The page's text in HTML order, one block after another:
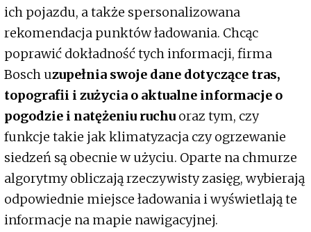
ich pojazdu, a także spersonalizowana
rekomendacja punktów ładowania. Chcąc
poprawić dokładność tych informacji, firma
Bosch uzupełnia swoje dane dotyczące tras,
topografii i zużycia o aktualne informacje o
pogodzie i natężeniu ruchu oraz tym, czy
funkcje takie jak klimatyzacja czy ogrzewanie
siedzeń są obecnie w użyciu. Oparte na chmurze
algorytmy obliczają rzeczywisty zasięg, wybierają
odpowiednie miejsce ładowania i wyświetlają te
informacje na mapie nawigacyjnej.